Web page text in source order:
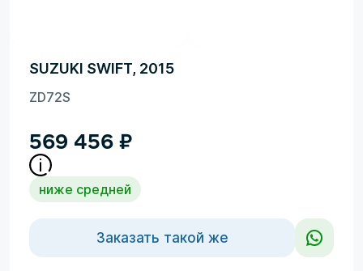
SUZUKI SWIFT, 2015
ZD72S
569 456 ₽
ниже средней
Заказать такой же